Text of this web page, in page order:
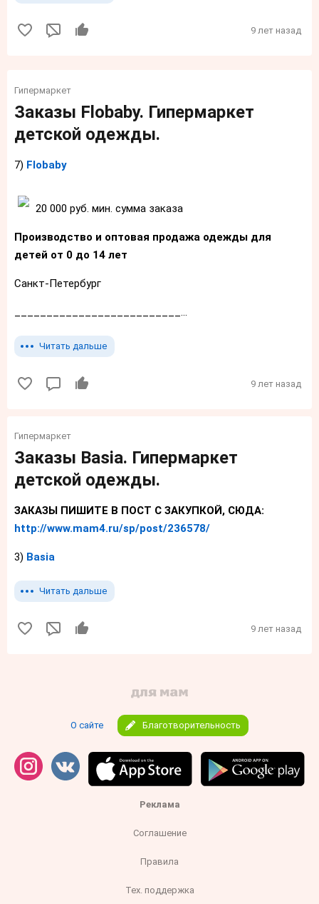
9 лет назад
Гипермаркет
Заказы Flobaby. Гипермаркет
детской одежды.
7) Flobaby
20 000 руб. мин. сумма заказа
Производство и оптовая продажа одежды для
детей от 0 до 14 лет
Санкт-Петербург
__________________________...
Читать дальше
9 лет назад
Гипермаркет
Заказы Basia. Гипермаркет
детской одежды.
ЗАКАЗЫ ПИШИТЕ В ПОСТ С ЗАКУПКОЙ, СЮДА:
http://www.mam4.ru/sp/post/236578/
3) Basia
Читать дальше
9 лет назад
О сайте Благотворительность
Реклама
Соглашение
Правила
Тех. поддержка